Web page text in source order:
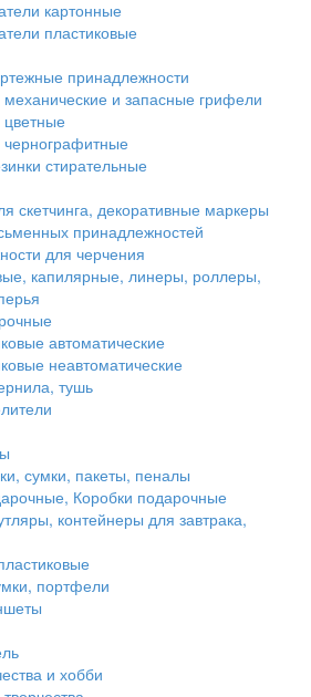
картонные
пластиковые
принадлежности
и запасные грифели
стирательные
скетчинга, декоративные маркеры
принадлежностей
для черчения
капилярные, линеры, роллеры,
автоматические
неавтоматические
тушь
сумки, пакеты, пеналы
Коробки подарочные
контейнеры для завтрака,
портфели
и хобби